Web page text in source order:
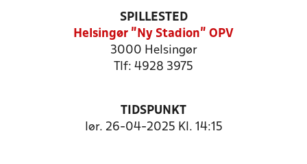
SPILLESTED
Helsingør "Ny Stadion" OPV
3000 Helsingør
Tlf: 4928 3975
TIDSPUNKT
lør. 26-04-2025 Kl. 14:15